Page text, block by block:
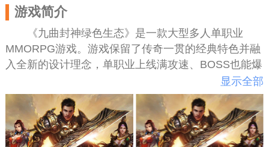
游戏简介
《九曲封神绿色生态》是一款大型多人单职业
MMORPG游戏。游戏保留了传奇一贯的经典特色并融
入全新的设计理念，单职业上线满攻速、BOSS也能爆
时装、小怪也能爆终极、装备绝对保值、带给玩家全
新的超爽至尊级体验
显示全部